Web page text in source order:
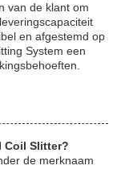
van de klant om
en afgestemd op
System een
Coil Slitter?
de merknaam